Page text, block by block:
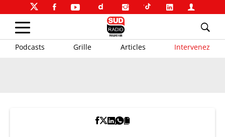
Podcasts Grille Articles Intervenez